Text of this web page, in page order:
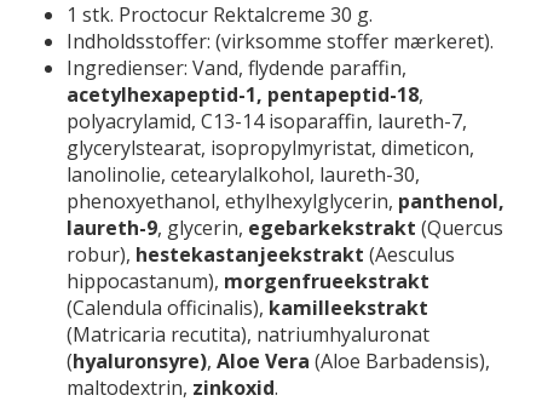
1 stk. Proctocur Rektalcreme 30 g.
Indholdsstoffer: (virksomme stoffer mærkeret).
Ingredienser: Vand, flydende paraffin,
acetylhexapeptid-1, pentapeptid-18,
polyacrylamid, C13-14 isoparaffin, laureth-7,
glycerylstearat, isopropylmyristat, dimeticon,
lanolinolie, cetearylalkohol, laureth-30,
phenoxyethanol, ethylhexylglycerin, panthenol,
laureth-9, glycerin, egebarkekstrakt (Quercus
robur), hestekastanjeekstrakt (Aesculus
hippocastanum), morgenfrueekstrakt
(Calendula officinalis), kamilleekstrakt
(Matricaria recutita), natriumhyaluronat
(hyaluronsyre), Aloe Vera (Aloe Barbadensis),
maltodextrin, zinkoxid.